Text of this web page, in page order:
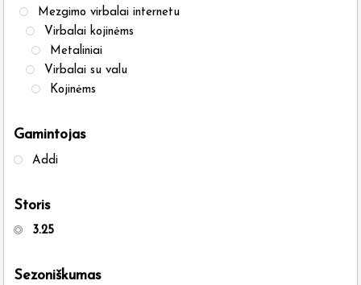
Mezgimo virbalai internetu
Virbalai kojinėms
Metaliniai
Virbalai su valu
Kojinėms
Gamintojas
Addi
Storis
3.25
Sezoniškumas